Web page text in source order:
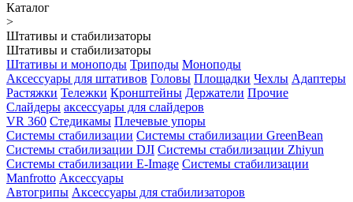
Каталог
>
Штативы и стабилизаторы
Штативы и стабилизаторы
Штативы и моноподы Триподы Моноподы
Аксессуары для штативов Головы Площадки Чехлы Адаптеры
Растяжки Тележки Кронштейны Держатели Прочие
Слайдеры аксессуары для слайдеров
VR 360 Стедикамы Плечевые упоры
Системы стабилизации Системы стабилизации GreenBean
Системы стабилизации DJI Системы стабилизации Zhiyun
Системы стабилизации E-Image Системы стабилизации
Manfrotto Аксессуары
Автогрипы Аксессуары для стабилизаторов